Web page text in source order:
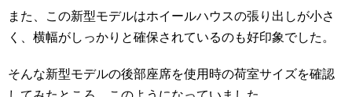
また、この新型モデルはホイールハウスの張り出しが小さ
く、横幅がしっかりと確保されているのも好印象でした。
そんな新型モデルの後部座席を使用時の荷室サイズを確認